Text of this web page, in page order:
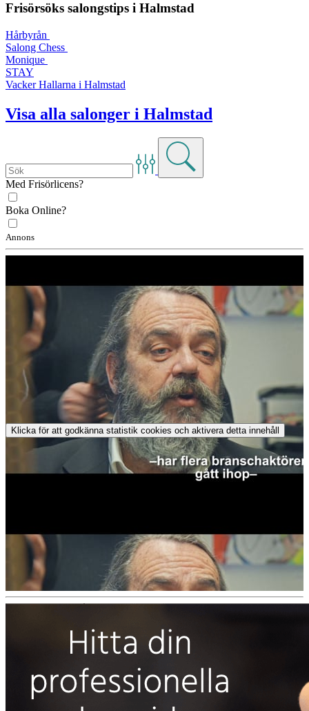
Frisörsöks salongstips i Halmstad
Hårbyrån
Salong Chess
Monique
STAY
Vacker Hallarna i Halmstad
Visa alla salonger i Halmstad
Med Frisörlicens?
Boka Online?
Annons
Klicka för att godkänna statistik cookies och aktivera detta innehåll